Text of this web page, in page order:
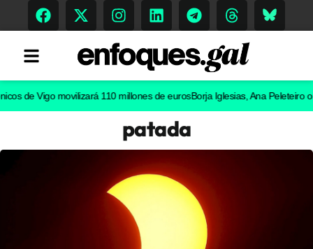
Vigo movilizará 110 millones de eurosBorja Iglesias, Ana Peleteiro o Abel
patada